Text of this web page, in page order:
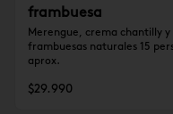
frambuesa
Merengue, crema chantilly y
frambuesas naturales 15
aprox.
$29.990